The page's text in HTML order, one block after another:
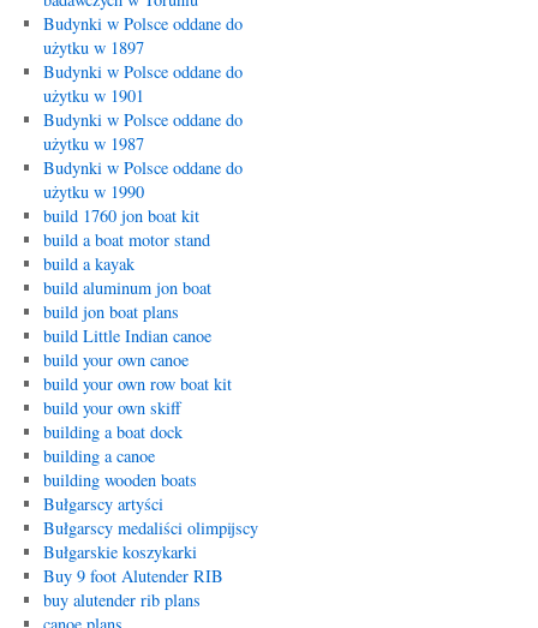
Budynki w Polsce oddane do
użytku w 1897
Budynki w Polsce oddane do
użytku w 1901
Budynki w Polsce oddane do
użytku w 1987
Budynki w Polsce oddane do
użytku w 1990
build 1760 jon boat kit
build a boat motor stand
build a kayak
build aluminum jon boat
build jon boat plans
build Little Indian canoe
build your own canoe
build your own row boat kit
build your own skiff
building a boat dock
building a canoe
building wooden boats
Bułgarscy artyści
Bułgarscy medaliści olimpijscy
Bułgarskie koszykarki
Buy 9 foot Alutender RIB
buy alutender rib plans